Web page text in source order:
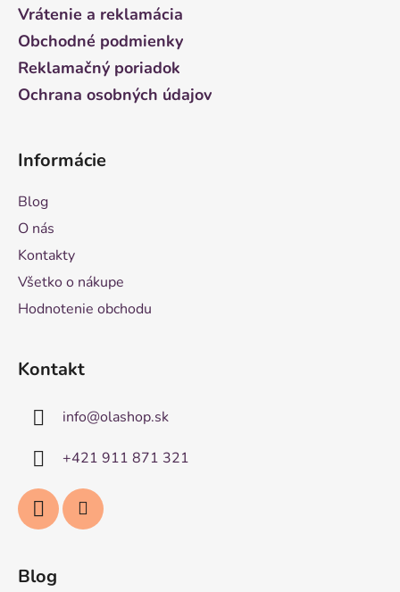
Vrátenie a reklamácia
Obchodné podmienky
Reklamačný poriadok
Ochrana osobných údajov
Informácie
Blog
O nás
Kontakty
Všetko o nákupe
Hodnotenie obchodu
Kontakt
info@olashop.sk
+421 911 871 321
Blog